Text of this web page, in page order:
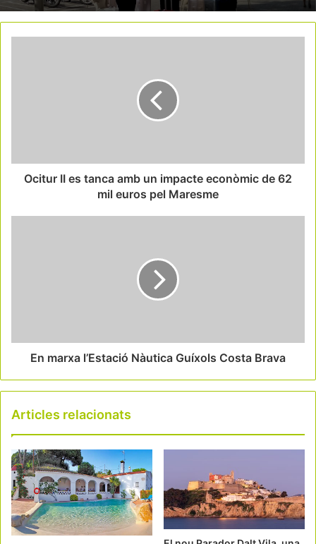
Ocitur II es tanca amb un impacte econòmic de 62
mil euros pel Maresme
En marxa l’Estació Nàutica Guíxols Costa Brava
Articles relacionats